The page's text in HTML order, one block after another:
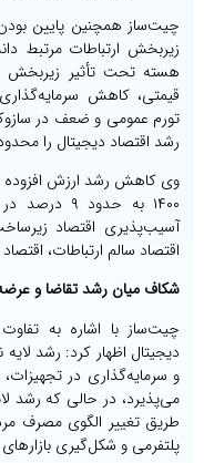
چیت‌ساز همچنین پایین
هسته تحت تأثیر زیربخش
قیمتی، کاهش
تورم عمومی و ضعف در
رشد اقتصاد دیجیتال را
آسیب‌پذیری اقتصاد
اقتصاد سالم ارتباطات،
شکاف میان رشد تقاضا و
چیت‌ساز با اشاره به
دیجیتال اظهار کرد: رشد
و سرمایه‌گذاری در
می‌پذیرد، در حالی که رشد
طریق تغییر الگوی مصرف
پلتفرمی و شکل‌گیری